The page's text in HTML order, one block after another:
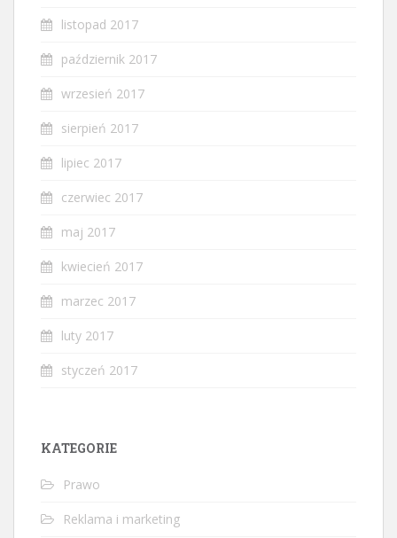
listopad 2017
październik 2017
wrzesień 2017
sierpień 2017
lipiec 2017
czerwiec 2017
maj 2017
kwiecień 2017
marzec 2017
luty 2017
styczeń 2017
KATEGORIE
Prawo
Reklama i marketing